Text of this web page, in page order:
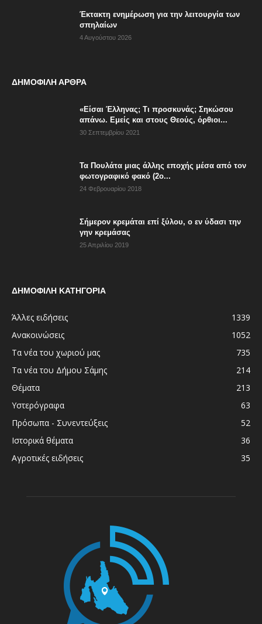
Έκτακτη ενημέρωση για την λειτουργία των
σπηλαίων
4 Αυγούστου 2026
ΔΗΜΟΦΙΛΗ ΑΡΘΡΑ
«Είσαι Έλληνας; Τι προσκυνάς; Σηκώσου
απάνω. Εμείς και στους Θεούς, όρθιοι...
30 Σεπτεμβρίου 2021
Τα Πουλάτα μιας άλλης εποχής μέσα από τον
φωτογραφικό φακό (2ο...
24 Φεβρουαρίου 2018
Σήμερον κρεμάται επί ξύλου, ο εν ύδασι την
γην κρεμάσας
25 Απριλίου 2019
ΔΗΜΟΦΙΛΗ ΚΑΤΗΓΟΡΙΑ
Άλλες ειδήσεις
1339
Ανακοινώσεις
1052
Τα νέα του χωριού μας
735
Τα νέα του Δήμου Σάμης
214
Θέματα
213
Υστερόγραφα
63
Πρόσωπα - Συνεντεύξεις
52
Ιστορικά θέματα
36
Αγροτικές ειδήσεις
35